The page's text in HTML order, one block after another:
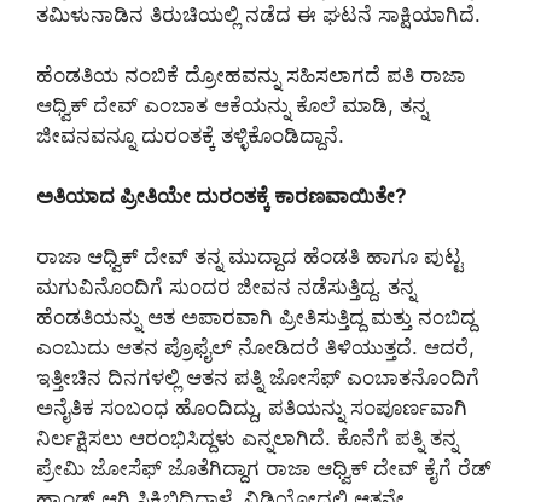
ತಮಿಳುನಾಡಿನ ತಿರುಚಿಯಲ್ಲಿ ನಡೆದ ಈ ಘಟನೆ ಸಾಕ್ಷಿಯಾಗಿದೆ.
ಹೆಂಡತಿಯ ನಂಬಿಕೆ ದ್ರೋಹವನ್ನು ಸಹಿಸಲಾಗದೆ ಪತಿ ರಾಜಾ
ಆಧ್ವಿಕ್ ದೇವ್ ಎಂಬಾತ ಆಕೆಯನ್ನು ಕೊಲೆ ಮಾಡಿ, ತನ್ನ
ಜೀವನವನ್ನೂ ದುರಂತಕ್ಕೆ ತಳ್ಳಿಕೊಂಡಿದ್ದಾನೆ.
ಅತಿಯಾದ ಪ್ರೀತಿಯೇ ದುರಂತಕ್ಕೆ ಕಾರಣವಾಯಿತೇ?
ರಾಜಾ ಆಧ್ವಿಕ್ ದೇವ್ ತನ್ನ ಮುದ್ದಾದ ಹೆಂಡತಿ ಹಾಗೂ ಪುಟ್ಟ
ಮಗುವಿನೊಂದಿಗೆ ಸುಂದರ ಜೀವನ ನಡೆಸುತ್ತಿದ್ದ. ತನ್ನ
ಹೆಂಡತಿಯನ್ನು ಆತ ಅಪಾರವಾಗಿ ಪ್ರೀತಿಸುತ್ತಿದ್ದ ಮತ್ತು ನಂಬಿದ್ದ
ಎಂಬುದು ಆತನ ಪ್ರೊಫೈಲ್ ನೋಡಿದರೆ ತಿಳಿಯುತ್ತದೆ. ಆದರೆ,
ಇತ್ತೀಚಿನ ದಿನಗಳಲ್ಲಿ ಆತನ ಪತ್ನಿ ಜೋಸೆಫ್ ಎಂಬಾತನೊಂದಿಗೆ
ಅನೈತಿಕ ಸಂಬಂಧ ಹೊಂದಿದ್ದು, ಪತಿಯನ್ನು ಸಂಪೂರ್ಣವಾಗಿ
ನಿರ್ಲಕ್ಷಿಸಲು ಆರಂಭಿಸಿದ್ದಳು ಎನ್ನಲಾಗಿದೆ. ಕೊನೆಗೆ ಪತ್ನಿ ತನ್ನ
ಪ್ರೇಮಿ ಜೋಸೆಫ್ ಜೊತೆಗಿದ್ದಾಗ ರಾಜಾ ಆಧ್ವಿಕ್ ದೇವ್ ಕೈಗೆ ರೆಡ್